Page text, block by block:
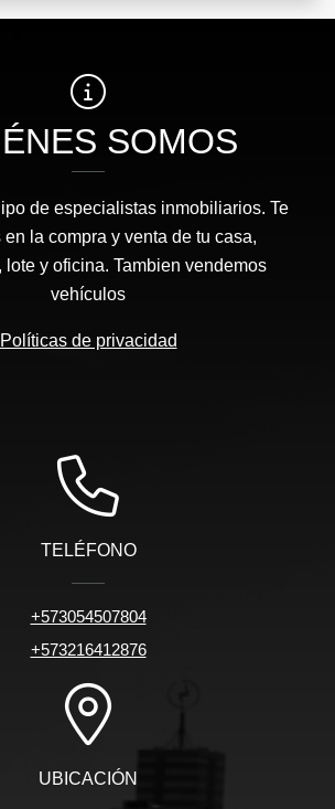
SOMOS
de especialistas inmobiliarios. Te
la compra y venta de tu casa,
lote y oficina. Tambien vendemos
vehículos
Políticas de privacidad
TELÉFONO
+573054507804
+573216412876
UBICACIÓN